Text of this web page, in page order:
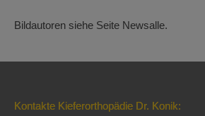
Bildautoren siehe Seite Newsalle.
Kontakte Kieferorthopädie Dr. Konik: